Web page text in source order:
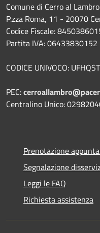
Comune di Cerro al Lambro
P.zza Roma, 11 - 20070
Codice Fiscale:
Partita IVA: 06433830152
CODICE UNIVOCO: UFHQST
PEC:
Centralino Unico:
Prenotazione
Segnalazione
Leggi le FAQ
Richiesta assistenza